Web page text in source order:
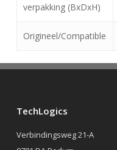
verpakking (BxDxH)
Origineel/Compatible
TechLogics
Verbindingsweg 21-A